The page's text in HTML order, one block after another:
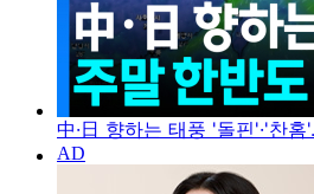
中·日 향하는 태풍 '돌핀'·'찬